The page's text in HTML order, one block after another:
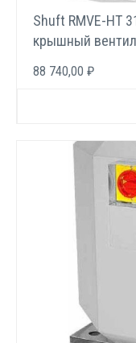
Shuft RMVE-HT
крышный
88 740,00 ₽